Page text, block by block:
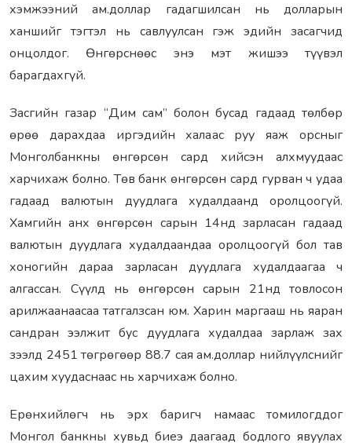
хэмжээний ам.доллар гадагшилсан нь долларын
ханшийг тэгтэл нь савлуулсан гэж эдийн засагчид
онцолдог. Өнгөрснөөс энэ мэт жишээ түүвэл
барагдахгүй.
Засгийн газар “Дим сам” болон бусад гадаад төлбөр
өрөө дарахдаа иргэдийн халаас руу яаж орсныг
Монголбанкны өнгөрсөн сард хийсэн алхмуудаас
харчихаж болно. Төв банк өнгөрсөн сард гурван ч удаа
гадаад валютын дуудлага худалдаанд оролцоогүй.
Хамгийн анх өнгөрсөн сарын 14нд зарласан гадаад
валютын дуудлага худалдаандаа оролцоогүй бол тав
хоногийн дараа зарласан дуудлага худалдаагаа ч
алгассан. Сүүлд нь өнгөрсөн сарын 21нд товлосон
арилжаанаасаа татгалзсан юм. Харин маргааш нь яаран
сандран ээлжит бус дуудлага худалдаа зарлаж зах
зээлд 2451 төгрөгөөр 88.7 сая ам.доллар нийлүүлснийг
цахим хуудаснаас нь харчихаж болно.
Ерөнхийлөгч нь эрх баригч намаас томилогддог
Монгол банкны хувьд биеэ даагаад бодлого явуулах